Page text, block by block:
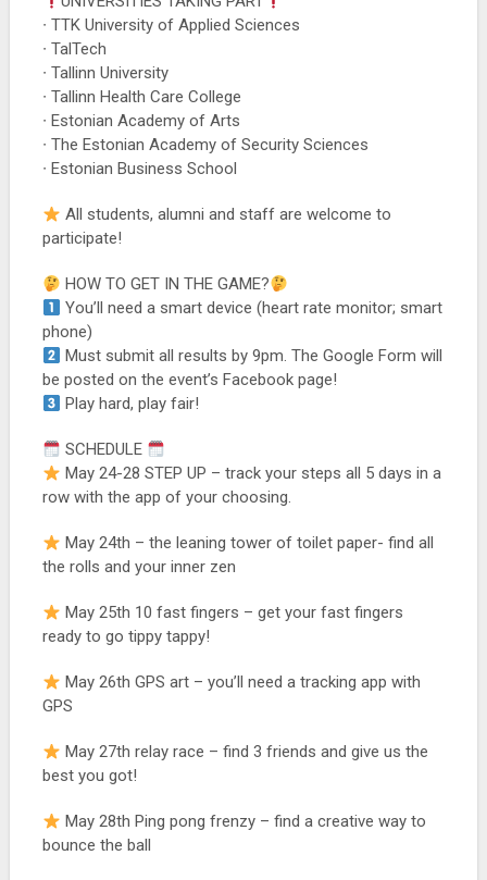
∙ TTK University of Applied Sciences
∙ TalTech
∙ Tallinn University
∙ Tallinn Health Care College
∙ Estonian Academy of Arts
∙ The Estonian Academy of Security Sciences
∙ Estonian Business School
All students, alumni and staff are welcome to
participate!
HOW TO GET IN THE GAME?
You’ll need a smart device (heart rate monitor; smart
phone)
Must submit all results by 9pm. The Google Form will
be posted on the event’s Facebook page!
Play hard, play fair!
SCHEDULE
May 24-28 STEP UP – track your steps all 5 days in a
row with the app of your choosing.
May 24th – the leaning tower of toilet paper- find all
the rolls and your inner zen
May 25th 10 fast fingers – get your fast fingers
ready to go tippy tappy!
May 26th GPS art – you’ll need a tracking app with
GPS
May 27th relay race – find 3 friends and give us the
best you got!
May 28th Ping pong frenzy – find a creative way to
bounce the ball